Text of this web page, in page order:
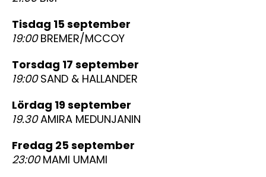
tisdag 15 september
19:00BREMER/MCCOY
torsdag 17 september
19:00SAND & HALLANDER
lördag 19 september
19.30AMIRA MEDUNJANIN
fredag 25 september
23:00MAMI UMAMI